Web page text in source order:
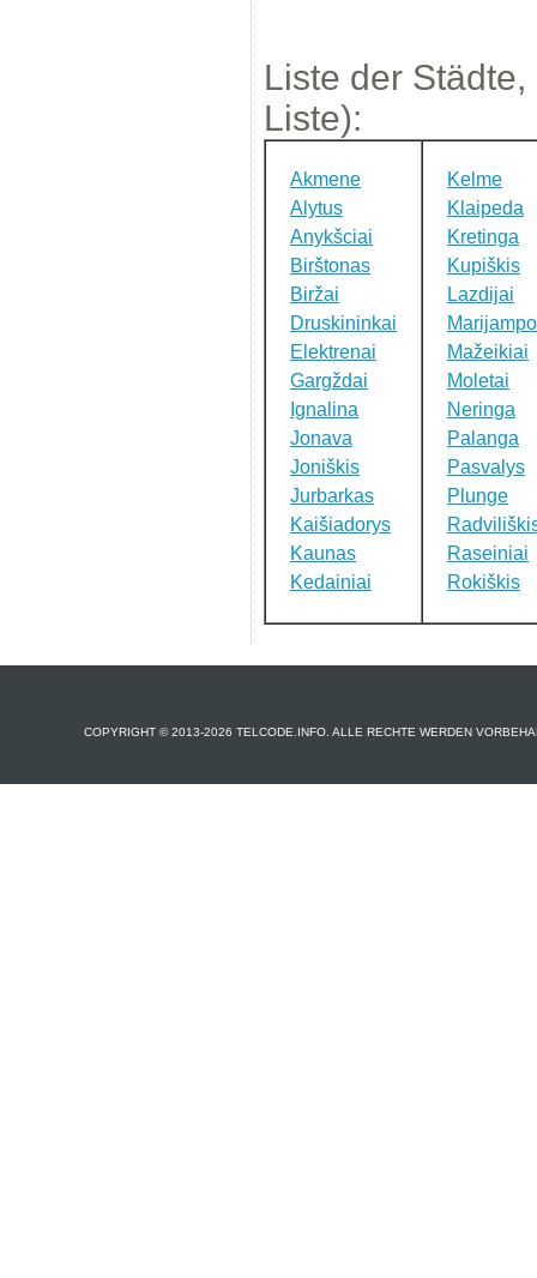
Liste der
Liste):
Akmene
Alytus
Anykšciai
Birštonas
Biržai
Druskininkai
Elektrenai
Gargždai
Ignalina
Jonava
Joniškis
Jurbarkas
Kaišiadorys
Kaunas
Kedainiai
Kelme
Klaipeda
Kretinga
Kupiškis
Lazdijai
Mažeikiai
Moletai
Neringa
Palanga
Pasvalys
Plunge
Raseiniai
Rokiškis
COPYRIGHT © 2013-2026 TELCODE.INFO. ALLE RECHTE WERDEN